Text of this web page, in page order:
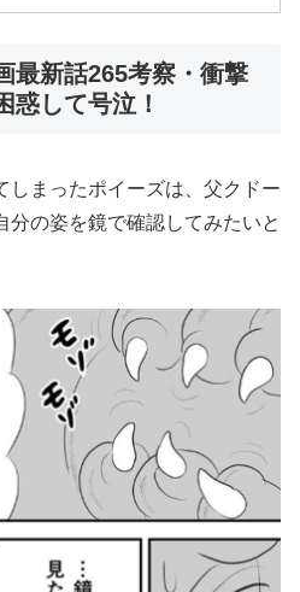
最新話265考察・衝撃
惑して号泣！
しまったポイーズは、父クドー
分の姿を鏡で確認してみたいと